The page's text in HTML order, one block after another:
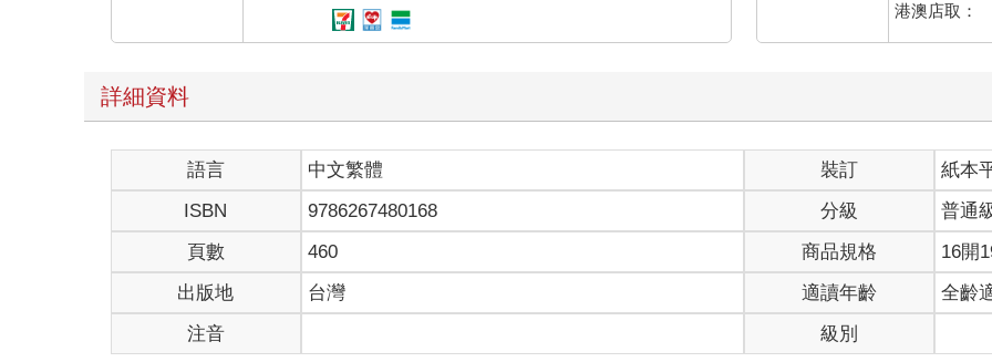
港澳店取：
詳細資料
語言 中文繁體 裝訂
紙本
ISBN
9786267480168 分級
普通
頁數
460 商品規格
16開
出版地
台灣 適讀年齡
全齡
注音
級別